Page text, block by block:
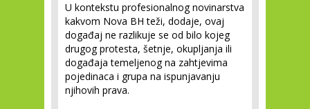
U kontekstu profesionalnog novinarstva
kakvom Nova BH teži, dodaje, ovaj
događaj ne razlikuje se od bilo kojeg
drugog protesta, šetnje, okupljanja ili
događaja temeljenog na zahtjevima
pojedinaca i grupa na ispunjavanju
njihovih prava.